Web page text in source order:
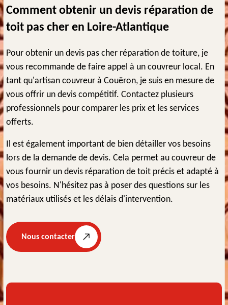
Comment obtenir un devis réparation de
toit pas cher en Loire-Atlantique
Pour obtenir un devis pas cher réparation de toiture, je
vous recommande de faire appel à un couvreur local. En
tant qu'artisan couvreur à Couëron, je suis en mesure de
vous offrir un devis compétitif. Contactez plusieurs
professionnels pour comparer les prix et les services
offerts.
Il est également important de bien détailler vos besoins
lors de la demande de devis. Cela permet au couvreur de
vous fournir un devis réparation de toit précis et adapté à
vos besoins. N'hésitez pas à poser des questions sur les
matériaux utilisés et les délais d'intervention.
Nous contacter